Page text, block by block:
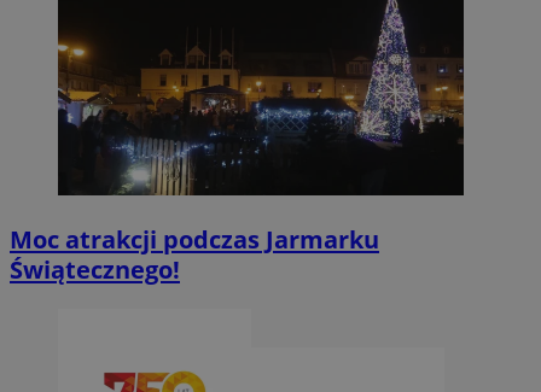
Moc atrakcji podczas Jarmarku
Świątecznego!